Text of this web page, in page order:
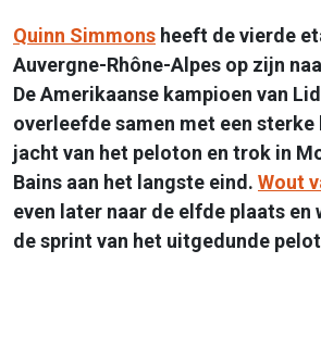
Quinn Simmons heeft de vierde
Auvergne-Rhône-Alpes op zijn
De Amerikaanse kampioen van
overleefde samen met een
jacht van het peloton en trok in
Bains aan het langste eind. Wout
even later naar de elfde plaats en
de sprint van het uitgedunde